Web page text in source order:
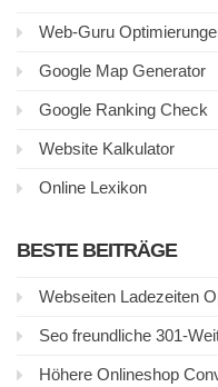
Web-Guru
Google Map Generator
Google Ranking Check
Website Kalkulator
Online Lexikon
BESTE BEITRÄGE
Webseiten Ladezeiten
Seo freundliche 301-
Höhere Onlineshop